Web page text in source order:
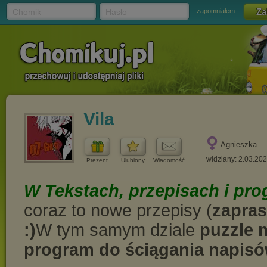
zapomniałem
Vila
Prezent Ulubiony Wiadomość
Agnieszka
widziany: